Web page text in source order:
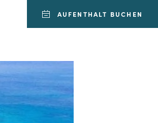
AUFENTHALT BUCHEN
AUFENTHALT BUCHEN